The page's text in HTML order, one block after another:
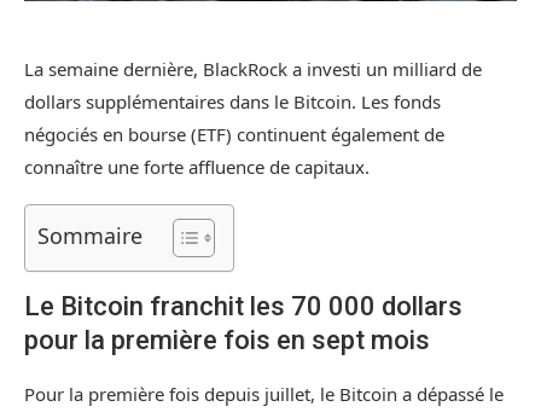
La semaine dernière, BlackRock a investi un milliard de
dollars supplémentaires dans le Bitcoin. Les fonds
négociés en bourse (ETF) continuent également de
connaître une forte affluence de capitaux.
Sommaire
Le Bitcoin franchit les 70 000 dollars
pour la première fois en sept mois
Pour la première fois depuis juillet, le Bitcoin a dépassé le